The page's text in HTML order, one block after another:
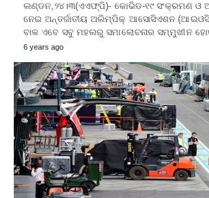
ଲଣ୍ଡନ,୨୪।୩(ଏଏଫ୍‌ପି)- କୋଭିଡ-୧୯ ସଂକ୍ରମଣ
ନେଇ ଅନ୍ତର୍ଜାତୀୟ ଅଲିମ୍ପିକ୍‌ ଆସୋସିଏଶନ
ବାକ ଏବେ ସବୁ ମହଲରୁ ସମାଲୋଚନାର ସମ୍ମୁଖୀନ
6 years ago